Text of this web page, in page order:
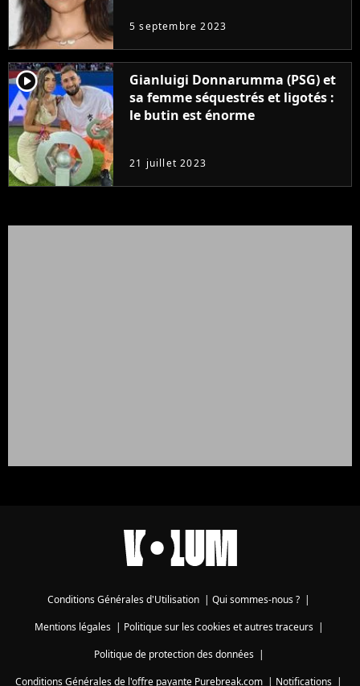
5 septembre 2023
player2
Gianluigi Donnarumma (PSG) et
sa femme séquestrés et ligotés :
le butin est énorme
21 juillet 2023
Conditions Générales d'Utilisation | Qui sommes-nous ? |
Mentions légales| Politique sur les cookies et autres traceurs|
Politique de protection des données|
Conditions Générales de l'offre payante Purebreak.com | Notifications |